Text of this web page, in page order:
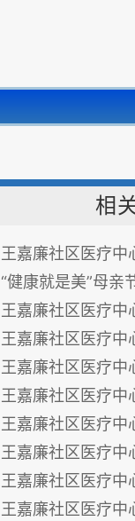
相
王嘉廉社区医疗中
“健康就是美”母亲
王嘉廉社区医疗中
王嘉廉社区医疗中
王嘉廉社区医疗中
王嘉廉社区医疗中
王嘉廉社区医疗中
王嘉廉社区医疗中
王嘉廉社区医疗中
王嘉廉社区医疗中